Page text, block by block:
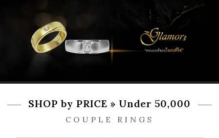
SHOP by PRICE » Under 50,000
COUPLE RINGS